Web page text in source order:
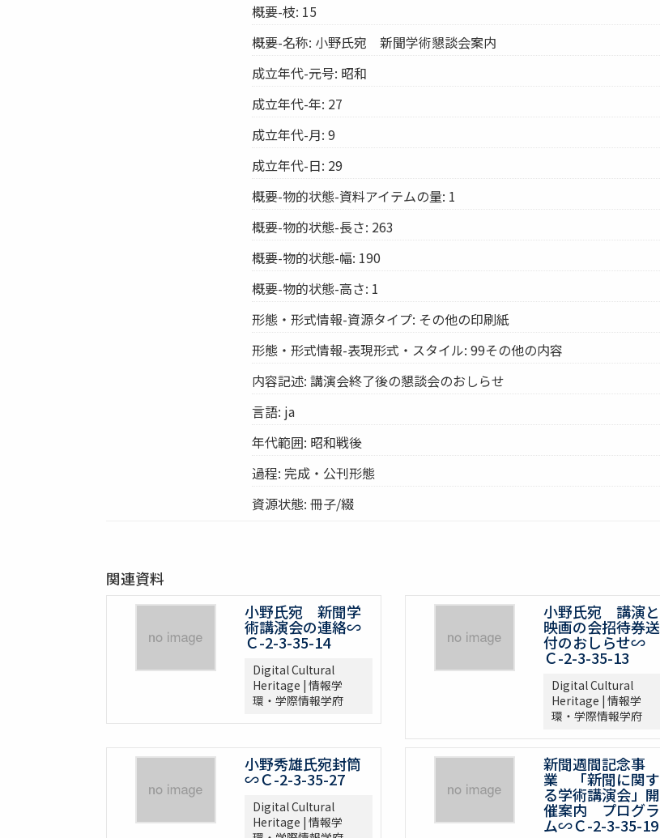
概要-枝: 15
概要-名称: 小野氏宛 新聞学術懇談会案内
成立年代-元号: 昭和
成立年代-年: 27
成立年代-月: 9
成立年代-日: 29
概要-物的状態-資料アイテムの量: 1
概要-物的状態-長さ: 263
概要-物的状態-幅: 190
概要-物的状態-高さ: 1
形態・形式情報-資源タイプ: その他の印刷紙
形態・形式情報-表現形式・スタイル: 99その他の内容
内容記述: 講演会終了後の懇談会のおしらせ
言語: ja
年代範囲: 昭和戦後
過程: 完成・公刊形態
資源状態: 冊子/綴
関連資料
小野氏宛 新聞学
術講演会の連絡∽
Ｃ-2-3-35-14
Digital Cultural
Heritage | 情報学
環・学際情報学府
小野氏宛 講演と
映画の会招待券送
付のおしらせ∽
Ｃ-2-3-35-13
Digital Cultural
Heritage | 情報学
環・学際情報学府
小野秀雄氏宛封筒
∽Ｃ-2-3-35-27
Digital Cultural
Heritage | 情報学
新聞週間記念事
業 「新聞に関す
る学術講演会」開
催案内 プログラ
ム∽Ｃ-2-3-35-19